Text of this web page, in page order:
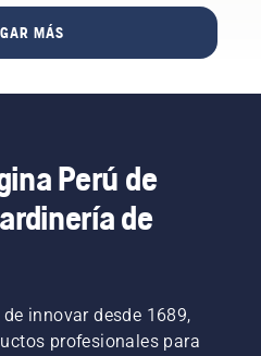
experiencia?
No
césped
irregular.
MÁS
Perú de
de
innovar desde 1689,
profesionales para